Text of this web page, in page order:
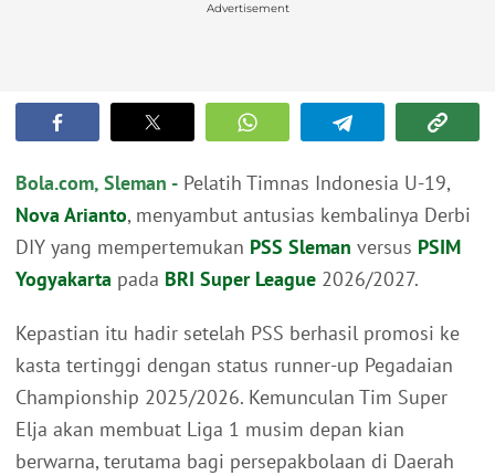
Advertisement
Bola.com, Sleman - Pelatih Timnas Indonesia U-19,
Nova Arianto, menyambut antusias kembalinya Derbi
DIY yang mempertemukan PSS Sleman versus PSIM
Yogyakarta pada BRI Super League 2026/2027.
Kepastian itu hadir setelah PSS berhasil promosi ke
kasta tertinggi dengan status runner-up Pegadaian
Championship 2025/2026. Kemunculan Tim Super
Elja akan membuat Liga 1 musim depan kian
berwarna, terutama bagi persepakbolaan di Daerah